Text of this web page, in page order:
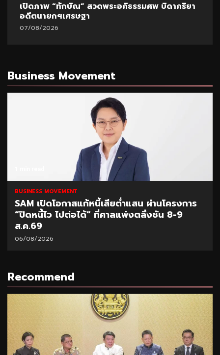
ปูด!ข้อมูลใหม่สอบท้องถิ่น อ้างพบชื่อ “อนุทิน” โยง
มหา’ลัย
07/08/2026
Business Movement
BUSINESS MOVEMENT
SCB Academy ร่วมเวทีมนุษย์ต่างวัย Fest
2026 แชร์ผลสำเร็จ Smart Retiree
04/08/2026
Recommend